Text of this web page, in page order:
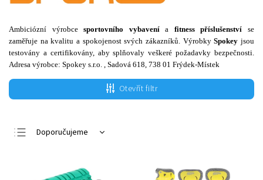
Ambiciózní výrobcesportovního vybavenía fitness příslušenství se
zaměřuje na kvalitu a spokojenost svých zákazníků. VýrobkySpokeyjsou
testovány a certifikovány, aby splňovaly veškeré požadavky bezpečnosti.
Adresa výrobce: Spokey s.r.o. , Sadová 618, 738 01 Frýdek-Místek
Otevřít filtr
Doporučujeme
Nejdražší